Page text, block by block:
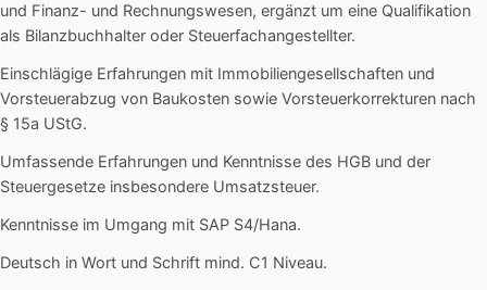
und Finanz- und Rechnungswesen, ergänzt um eine Qualifikation
als Bilanzbuchhalter oder Steuerfachangestellter.
Einschlägige Erfahrungen mit Immobiliengesellschaften und
Vorsteuerabzug von Baukosten sowie Vorsteuerkorrekturen nach
§ 15a UStG.
Umfassende Erfahrungen und Kenntnisse des HGB und der
Steuergesetze insbesondere Umsatzsteuer.
Kenntnisse im Umgang mit SAP S4/Hana.
Deutsch in Wort und Schrift mind. C1 Niveau.